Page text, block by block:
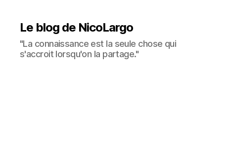
Le blog de NicoLargo
"La connaissance est la seule chose qui
s'accroit lorsqu'on la partage."